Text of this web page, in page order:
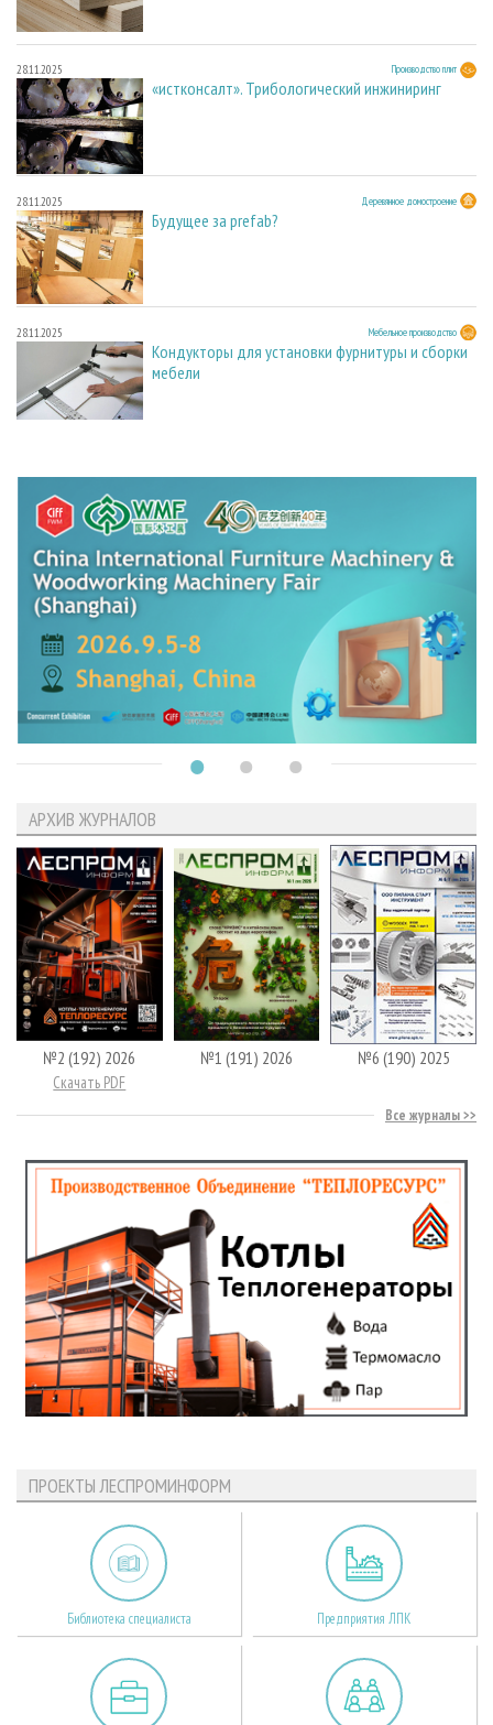
28.11.2025 Производство плит
«истконсалт». Трибологический инжиниринг
28.11.2025 Деревянное домостроение
Будущее за prefab?
28.11.2025 Мебельное производство
Кондукторы для установки фурнитуры и сборки
мебели
АРХИВ ЖУРНАЛОВ
№2 (192) 2026
Скачать PDF
№1 (191) 2026 №6 (190) 2025
Все журналы
ПРОЕКТЫ ЛЕСПРОМИНФОРМ
Библиотека специалиста Предприятия ЛПК